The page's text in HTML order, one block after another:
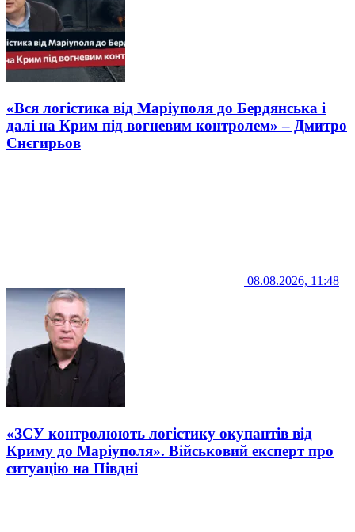
«Вся логістика від Маріуполя до Бердянська і
далі на Крим під вогневим контролем» – Дмитро
Снєгирьов
08.08.2026, 11:48
«ЗСУ контролюють логістику окупантів від
Криму до Маріуполя». Військовий експерт про
ситуацію на Півдні